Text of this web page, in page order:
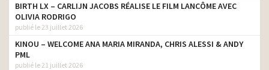
BIRTH LX – CARLIJN JACOBS RÉALISE LE FILM LANCÔME AVEC
OLIVIA RODRIGO
publié le 23 juillet 2026
KINOU – WELCOME ANA MARIA MIRANDA, CHRIS ALESSI & ANDY
PML
publié le 21 juillet 2026